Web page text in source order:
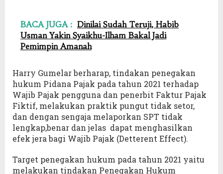
BACA JUGA : Dinilai Sudah Teruji, Habib
Usman Yakin Syaikhu-Ilham Bakal Jadi
Pemimpin Amanah
Harry Gumelar berharap, tindakan penegakan
hukum Pidana Pajak pada tahun 2021 terhadap
Wajib Pajak pengguna dan penerbit Faktur Pajak
Fiktif, melakukan praktik pungut tidak setor,
dan dengan sengaja melaporkan SPT tidak
lengkap,benar dan jelas dapat menghasilkan
efek jera bagi Wajib Pajak (Detterent Effect).
Target penegakan hukum pada tahun 2021 yaitu
melakukan tindakan Penegakan Hukum